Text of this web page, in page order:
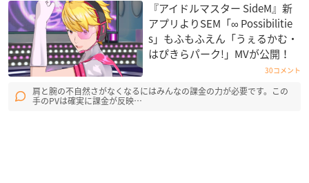
『アイドルマスター SideM』新
アプリよりSEM「∞ Possibilitie
s」もふもふえん「うぇるかむ・
はぴきらパーク!」MVが公開！
30コメント
肩と腕の不自然さがなくなるにはみんなの課金の力が必要です。この
手のPVは確実に課金が反映…